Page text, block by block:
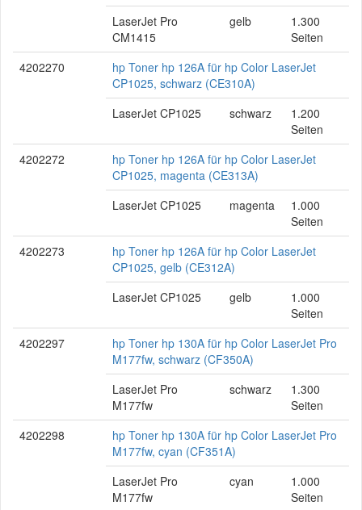
LaserJet Pro
CM1415
gelb
1.300
Seiten
4202270
hp Toner hp 126A für hp Color LaserJet
CP1025, schwarz (CE310A)
LaserJet CP1025
schwarz
1.200
Seiten
4202272
hp Toner hp 126A für hp Color LaserJet
CP1025, magenta (CE313A)
LaserJet CP1025
magenta
1.000
Seiten
4202273
hp Toner hp 126A für hp Color LaserJet
CP1025, gelb (CE312A)
LaserJet CP1025
gelb
1.000
Seiten
4202297
hp Toner hp 130A für hp Color LaserJet Pro
M177fw, schwarz (CF350A)
LaserJet Pro
M177fw
schwarz
1.300
Seiten
4202298
hp Toner hp 130A für hp Color LaserJet Pro
M177fw, cyan (CF351A)
LaserJet Pro
M177fw
cyan
1.000
Seiten